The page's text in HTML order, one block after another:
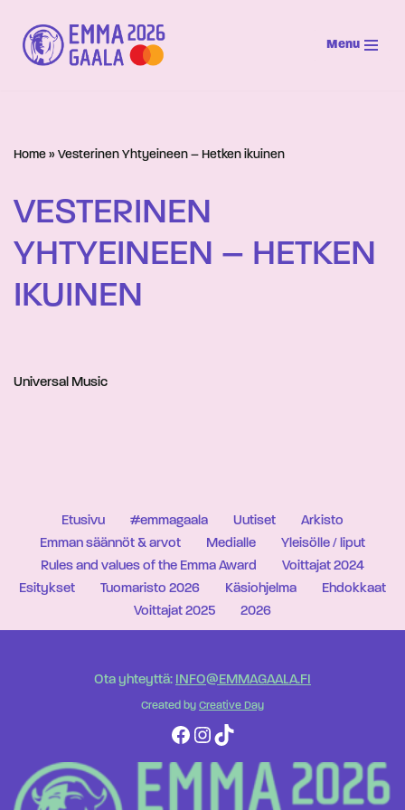
Siirry
suoraan
Menu
Home » Vesterinen Yhtyeineen – Hetken ikuinen
VESTERINEN
YHTYEINEEN – HETKEN
IKUINEN
Universal Music
Etusivu #emmagaala Uutiset
Arkisto
Emman säännöt & arvot
Medialle
Yleisölle / liput
Rules and values of the Emma Award
Voittajat 2024
Esitykset
Tuomaristo 2026 Käsiohjelma
Ehdokkaat
Voittajat 2025
2026
Ota yhteyttä: INFO@EMMAGAALA.FI
Created by Creative Day